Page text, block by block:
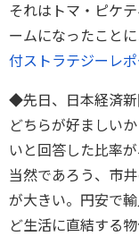
それはトマ・ピケ
ームになったこと
付ストラテジーレ
◆先日、日本経済新
どちらが好ましい
いと回答した比率
当然であろう、市
が大きい。円安で
ど生活に直結する